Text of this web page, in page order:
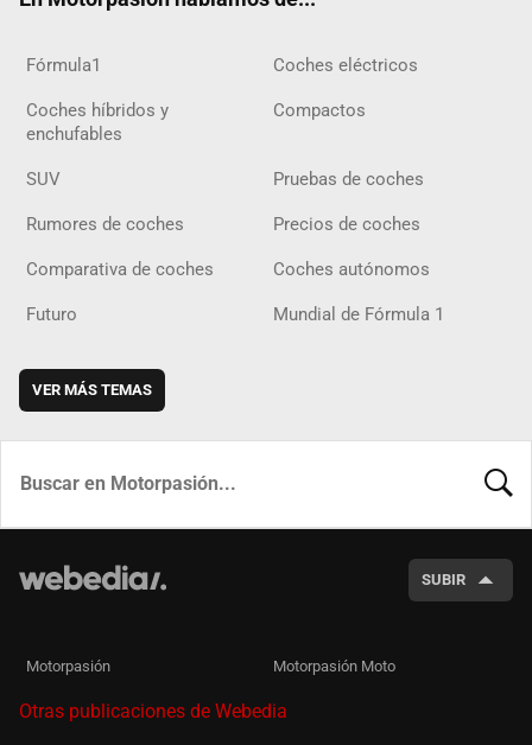
Fórmula1 Coches eléctricos
Coches híbridos y
enchufables
Compactos
SUV Pruebas de coches
Rumores de coches Precios de coches
Comparativa de coches Coches autónomos
Futuro Mundial de Fórmula 1
VER MÁS TEMAS
SUBIR
Motorpasión Motorpasión Moto
Otras publicaciones de Webedia